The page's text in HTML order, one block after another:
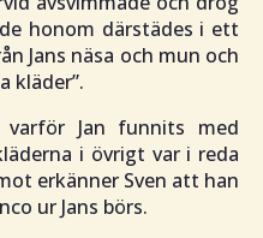
honom därstädes i ett
Jans näsa och mun och
kläder”.
Jan funnits med
i övrigt var i reda
erkänner Sven att han
ur Jans börs.